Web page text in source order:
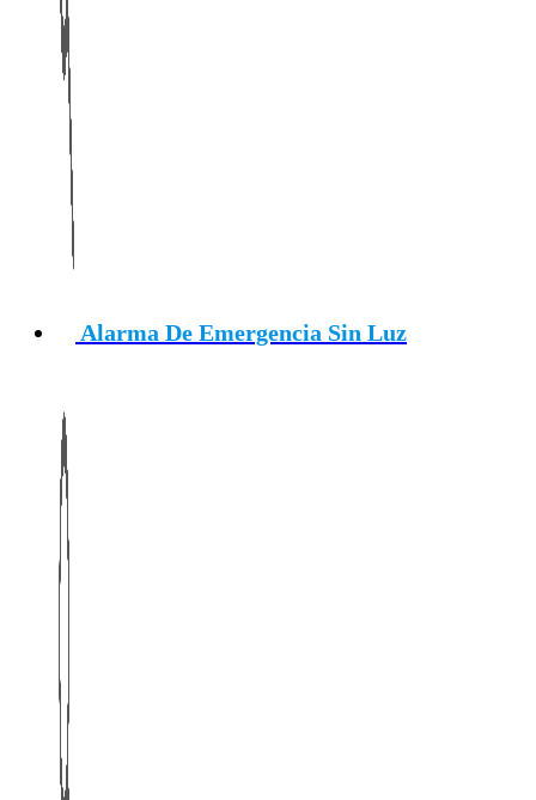
Alarma De Emergencia Sin Luz